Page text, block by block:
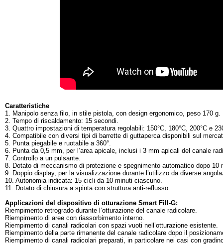
Caratteristiche
1. Manipolo senza filo, in stile pistola, con design ergonomico, peso 170 g.
2. Tempo di riscaldamento: 15 secondi.
3. Quattro impostazioni di temperatura regolabili: 150°C, 180°C, 200°C e
4. Compatibile con diversi tipi di barrette di guttaperca disponibili sul
5. Punta piegabile e ruotabile a 360°.
6. Punta da 0,5 mm, per l’area apicale, inclusi i 3 mm apicali del canale
7. Controllo a un pulsante.
8. Dotato di meccanismo di protezione e spegnimento automatico dopo 10
9. Doppio display, per la visualizzazione durante l’utilizzo da diverse
10. Autonomia indicata: 15 cicli da 10 minuti ciascuno.
11. Dotato di chiusura a spinta con struttura anti-reflusso.
Applicazioni del dispositivo di otturazione Smart Fill-G:
Riempimento retrogrado durante l’otturazione del canale radicolare.
Riempimento di aree con riassorbimento interno.
Riempimento di canali radicolari con spazi vuoti nell’otturazione esistente.
Riempimento della parte rimanente del canale radicolare dopo il
Riempimento di canali radicolari preparati, in particolare nei casi con